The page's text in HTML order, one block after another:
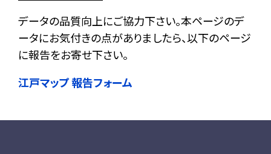
データの品質向上にご協力下さい。本ページのデ
ータにお気付きの点がありましたら、以下のページ
に報告をお寄せ下さい。
江戸マップ 報告フォーム